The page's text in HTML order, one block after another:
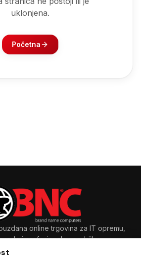
uklonjena.
Početna
online trgovina za IT opremu,
i profesionalnu podršku.